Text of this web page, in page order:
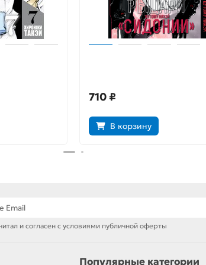
710 ₽
В корзину
и согласен с условиями публичной оферты
Популярные категории